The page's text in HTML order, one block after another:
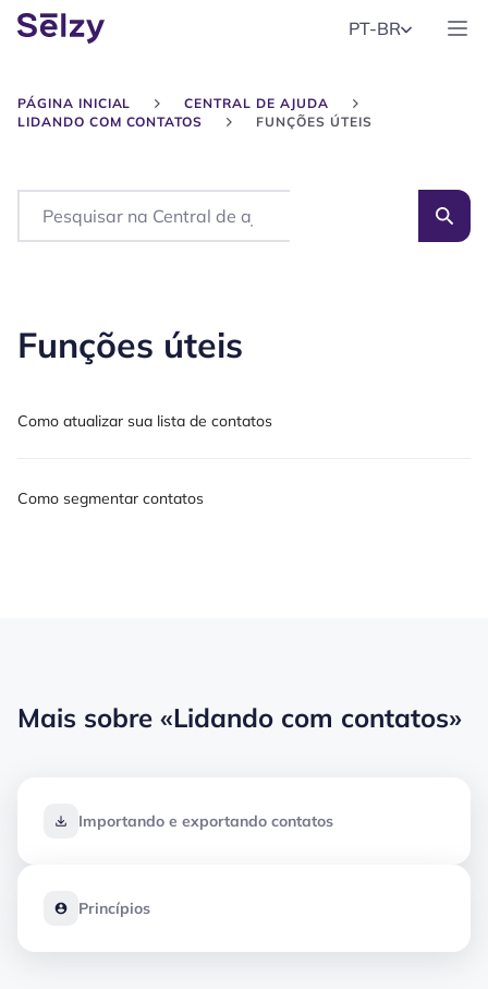
PT-BR
PÁGINA INICIAL
CENTRAL DE AJUDA
LIDANDO COM CONTATOS
FUNÇÕES ÚTEIS
Search
Funções úteis
Como atualizar sua lista de contatos
Como segmentar contatos
Mais sobre «Lidando com contatos»
Importando e exportando contatos
Princípios